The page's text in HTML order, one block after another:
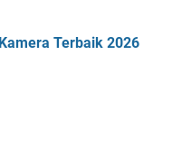
Terbaik 2026